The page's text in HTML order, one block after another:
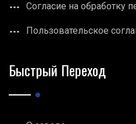
Согласие на обработку
Пользовательское
Быстрый Переход